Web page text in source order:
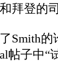
拜登的
Smith的
帖子中“